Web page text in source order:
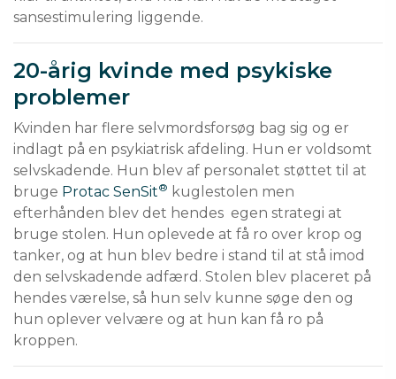
sansestimulering liggende.
20-årig kvinde med psykiske
problemer
Kvinden har flere selvmordsforsøg bag sig og er
indlagt på en psykiatrisk afdeling. Hun er voldsomt
selvskadende. Hun blev af personalet støttet til at
bruge Protac SenSit® kuglestolen men
efterhånden blev det hendes  egen strategi at
bruge stolen. Hun oplevede at få ro over krop og
tanker, og at hun blev bedre i stand til at stå imod
den selvskadende adfærd. Stolen blev placeret på
hendes værelse, så hun selv kunne søge den og
hun oplever velvære og at hun kan få ro på
kroppen.